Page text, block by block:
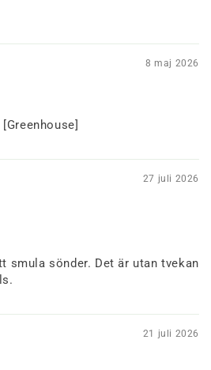
8 maj 2026
27 juli 2026
smula sönder. Det är utan tvekan
21 juli 2026